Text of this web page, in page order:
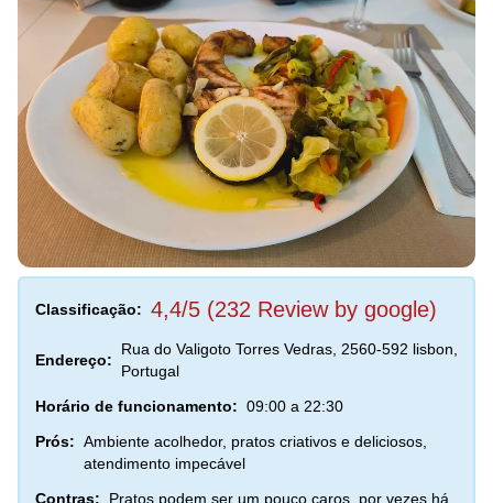
Classificação: 4,4/5 (232 Review by google)
Endereço:
Rua do Valigoto Torres Vedras, 2560-592 lisbon,
Portugal
Horário de funcionamento: 09:00 a 22:30
Prós: Ambiente acolhedor, pratos criativos e deliciosos,
atendimento impecável
Contras:
Pratos podem ser um pouco caros, por vezes há